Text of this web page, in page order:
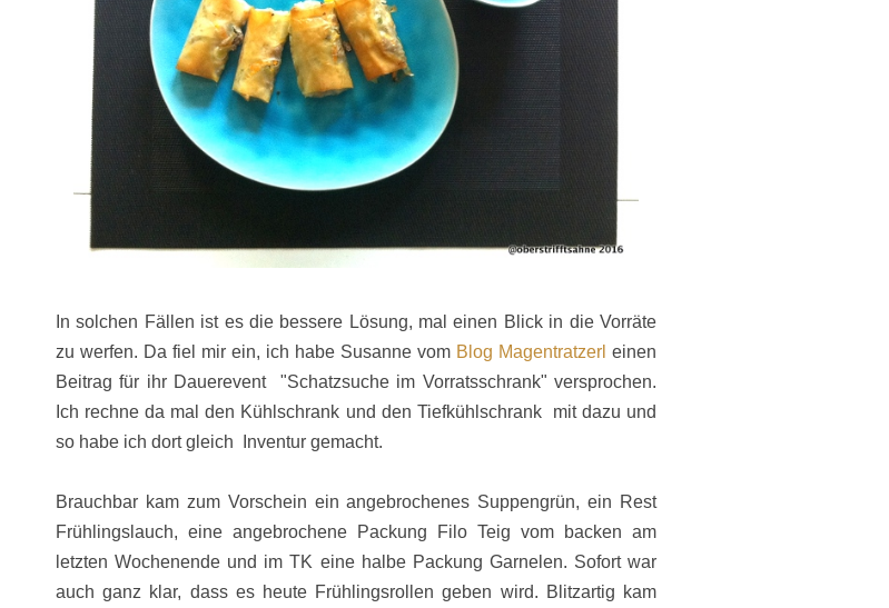
In solchen Fällen ist es die bessere Lösung, mal einen Blick in die Vorräte
zu werfen. Da fiel mir ein, ich habe Susanne vom Blog Magentratzerl einen
Beitrag für ihr Dauerevent "Schatzsuche im Vorratsschrank" versprochen.
Ich rechne da mal den Kühlschrank und den Tiefkühlschrank mit dazu und
so habe ich dort gleich Inventur gemacht.
Brauchbar kam zum Vorschein ein angebrochenes Suppengrün, ein Rest
Frühlingslauch, eine angebrochene Packung Filo Teig vom backen am
letzten Wochenende und im TK eine halbe Packung Garnelen. Sofort war
auch ganz klar, dass es heute Frühlingsrollen geben wird. Blitzartig kam